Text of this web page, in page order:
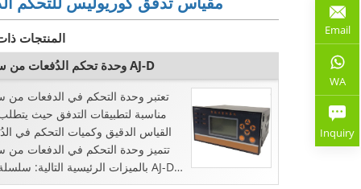
المنتجات
وحدة تحكم الدُفعات من سلسلة AJ-D
تعتبر وحدة التحكم في الدفعات من
القياس الدقيق وكميات التحكم في
تتميز وحدة التحكم في الدفعات من
Email
WA
Inquiry